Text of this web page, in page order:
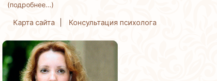
(подробнее...)
Карта сайта Консультация психолога